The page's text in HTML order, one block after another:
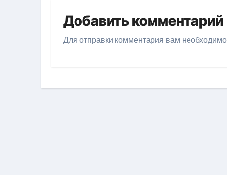
Добавить комментарий
Для отправки комментария вам необходимо